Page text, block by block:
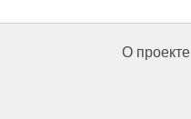
О проекте